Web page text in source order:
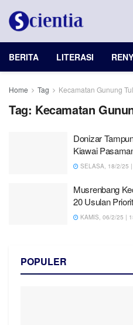
BERITA LITERASI
Home Tag Kecamatan Gunung
Tag: Kecamatan
Donizar
Kiawai
SELASA, 18/2/25
Musrenbang
20 Usulan
KAMIS, 06/2/25 |
POPULER